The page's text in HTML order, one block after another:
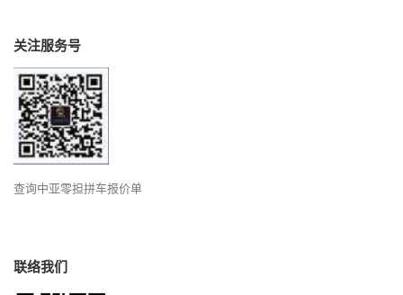
关注服务号
查询中亚零担拼车报价单
联络我们